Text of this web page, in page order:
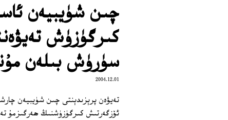
چىن شۈيبيەن
كىرگۈزۈش
سۈرۈش بىلەن
2004.12.01
تەيۋەن پرېزىدېنتى چىن شۈيبيەن
ئۆزگەرتىش كىرگۈزۈشنىڭ ھەرگىزمۇ